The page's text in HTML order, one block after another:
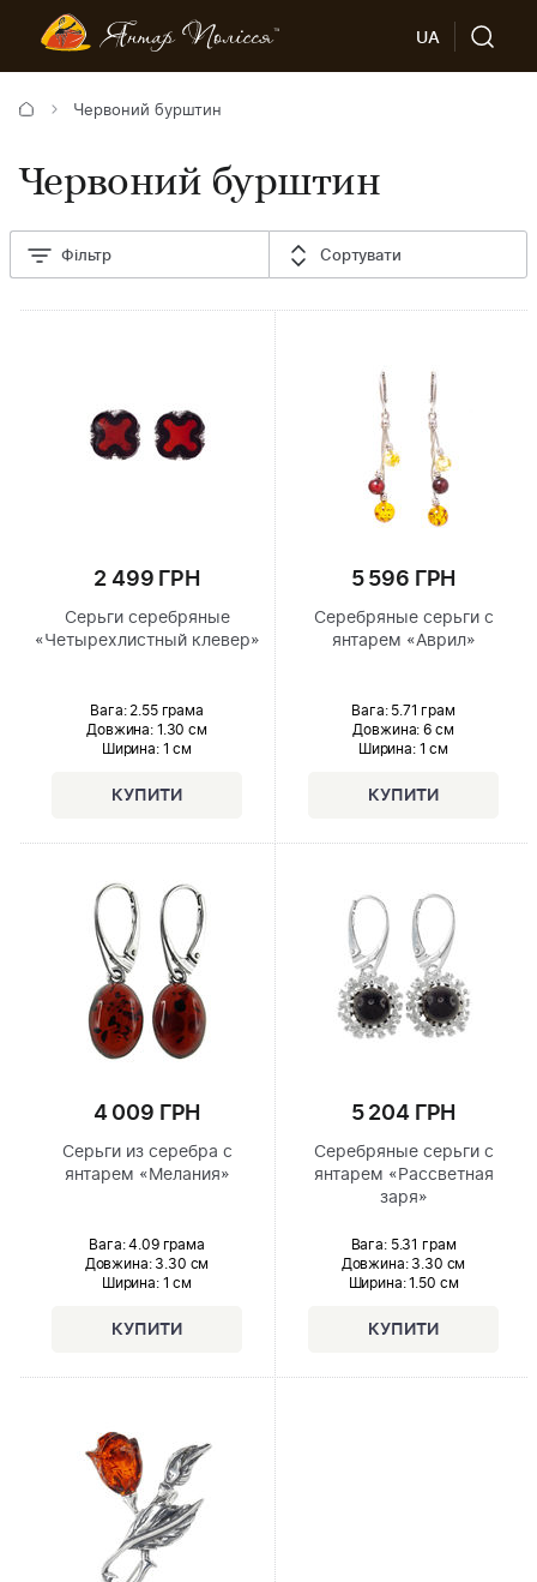
UA
Червоний бурштин
Червоний бурштин
Фільтр Сортувати
2 499 ГРН
Серьги серебряные
«Четырехлистный клевер»
Вага: 2.55 грама
Довжина: 1.30 см
Ширина: 1 см
5 596 ГРН
Серебряные серьги с
янтарем «Аврил»
Вага: 5.71 грам
Довжина: 6 см
Ширина: 1 см
4 009 ГРН
Серьги из серебра с
янтарем «Мелания»
Вага: 4.09 грама
Довжина:3.30 см
Ширина: 1 см
5 204 ГРН
Серебряные серьги с
янтарем «Рассветная
заря»
Вага: 5.31 грам
Довжина:3.30 см
Ширина: 1.50 см